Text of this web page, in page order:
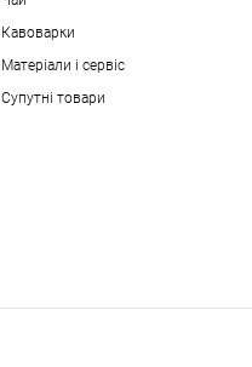
Кавоварки
Матеріали і сервіс
Супутні товари